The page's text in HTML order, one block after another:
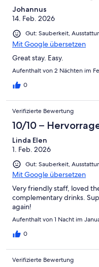
Johannus
14. Feb. 2026
Gut: Sauberkeit,
Mit Google übersetzen
Great stay. Easy.
Aufenthalt von 2 Nächten im
0
Verifizierte Bewertung
10/10 –
Linda Elen
1. Feb. 2026
Gut: Sauberkeit,
Mit Google übersetzen
Very friendly staff, loved
complementary drinks.
again!
Aufenthalt von 1 Nacht im
0
Verifizierte Bewertung